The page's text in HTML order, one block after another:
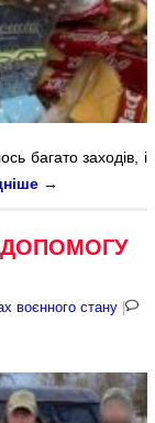
багато заходів, і
→
ДОПОМОГУ
воєнного стану |